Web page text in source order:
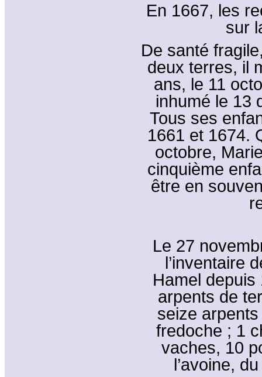
En 1667, les
sur
De santé
deux terres, il
ans, le 11
inhumé le 13
Tous ses
1661 et 1674.
octobre,
cinquième
être en
Le 27
l’inventaire
Hamel
arpents de
seize
fredoche ; 1
vaches, 10
l’avoine,